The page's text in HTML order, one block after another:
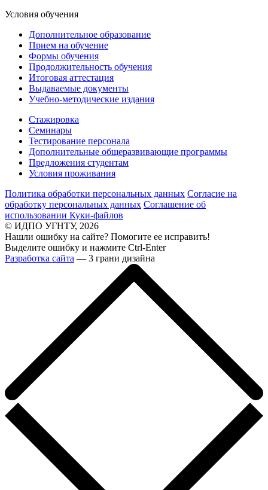
Условия обучения
Дополнительное образование
Прием на обучение
Формы обучения
Продолжительность обучения
Итоговая аттестация
Выдаваемые документы
Учебно-методические издания
Стажировка
Семинары
Тестирование персонала
Дополнительные общеразвивающие программы
Предложения студентам
Условия проживания
Политика обработки персональных данных Согласие на
обработку персональных данных Соглашение об
использовании Куки-файлов
© ИДПО УГНТУ, 2026
Нашли ошибку на сайте? Помогите ее исправить!
Выделите ошибку и нажмите Ctrl-Enter
Разработка сайта — 3 грани дизайна